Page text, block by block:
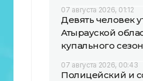
07 августа 2026, 01:12
Девять человек
Атырауской
купального
07 августа 2026, 00:43
Полицейский и